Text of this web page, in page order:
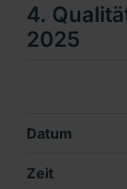
4.
2025
Datum
Zeit